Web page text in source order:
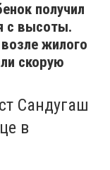
получил
с высоты.
жилого
скорую
Сандугаш
в